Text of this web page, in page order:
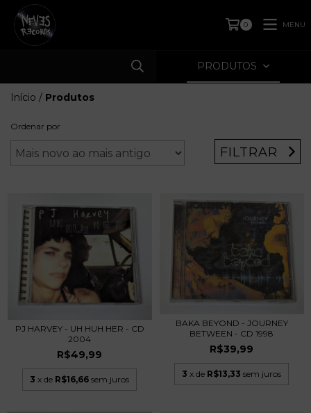
0 MENU
PRODUTOS
Início / Produtos
Ordenar por
FILTRAR
PJ HARVEY - UH HUH HER - CD
2004
R$49,99
3 x de R$16,66 sem juros
BAKA BEYOND - JOURNEY
BETWEEN - CD 1998
R$39,99
3 x de R$13,33 sem juros